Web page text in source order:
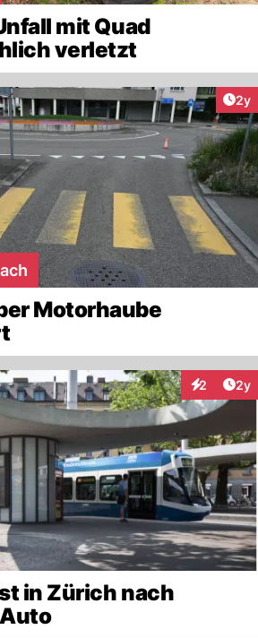
mit Quad
verletzt
2y
Motorhaube
2 2y
in Zürich nach